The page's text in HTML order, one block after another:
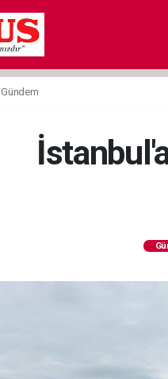
Gündem